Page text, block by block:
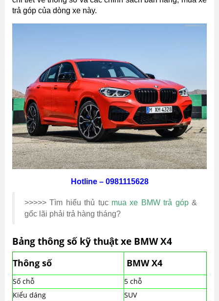
trả góp của dòng xe này.
Hotline – 0981115628
>>>>> Tìm hiểu thủ tục mua xe BMW trả góp&
gốc lãi phải trả hàng tháng?
Bảng thông số kỹ thuật xe BMW X4
Thông số BMW X4
Số chỗ
5 chỗ
Kiểu dáng
SUV